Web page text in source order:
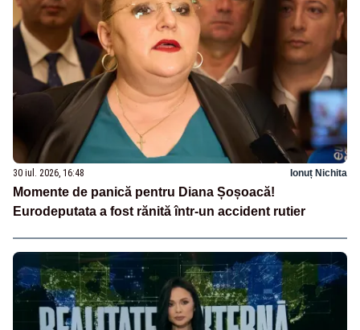
30 iul. 2026, 16:48 Ionuț Nichita
Momente de panică pentru Diana Șoșoacă!
Eurodeputata a fost rănită într-un accident rutier